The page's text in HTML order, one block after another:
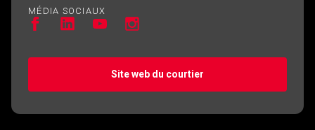
MÉDIA SOCIAUX
Site web du courtier